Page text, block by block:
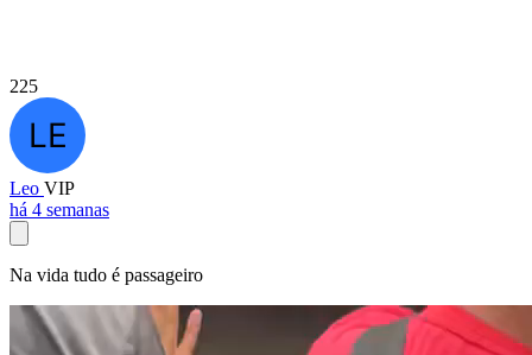
225
Leo VIP
há 4 semanas
Na vida tudo é passageiro